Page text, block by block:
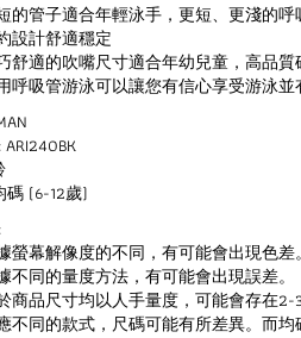
的管子適合年輕泳手，更短、更淺的
設計舒適穩定
舒適的吹嘴尺寸適合年幼兒童，高品
呼吸管游泳可以讓您有信心享受游泳
碼 (6-12歲)
螢幕解像度的不同，有可能會出現色差。
不同的量度方法，有可能會出現誤差。
商品尺寸均以人手量度，可能會存在2-
不同的款式，尺碼可能有所差異。而